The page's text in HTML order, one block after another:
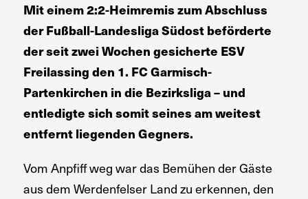
Mit einem 2:2-Heimremis zum Abschluss
der Fußball-Landesliga Südost beförderte
der seit zwei Wochen gesicherte ESV
Freilassing den 1. FC Garmisch-
Partenkirchen in die Bezirksliga – und
entledigte sich somit seines am weitest
entfernt liegenden Gegners.
Vom Anpfiff weg war das Bemühen der Gäste
aus dem Werdenfelser Land zu erkennen, den